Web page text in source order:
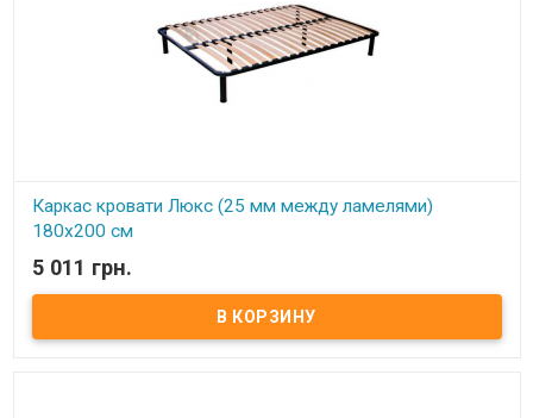
Каркас кровати Люкс (25 мм между ламелями)
180х200 см
В наличии
Каркас кровати Усиленный (25 мм между ламелями) 180х200 см ​
Размер: 180х200 см Материал ламели: бук Материал втулки:
пластик. Тип каркаса: двуспальный Ламель: количество - 20(21)
5 011 грн.